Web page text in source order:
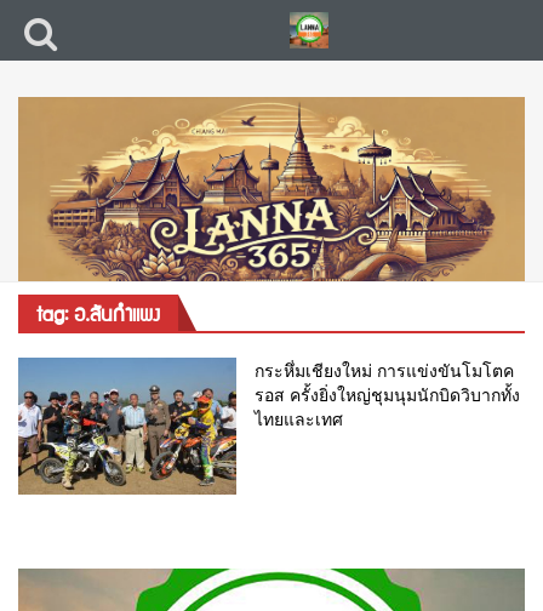
tag: อ.สันกำแพง
กระหึ่มเชียงใหม่ การแข่งขันโมโตค
รอส ครั้งยิ่งใหญ่ชุมนุมนักบิดวิบากทั้ง
ไทยและเทศ